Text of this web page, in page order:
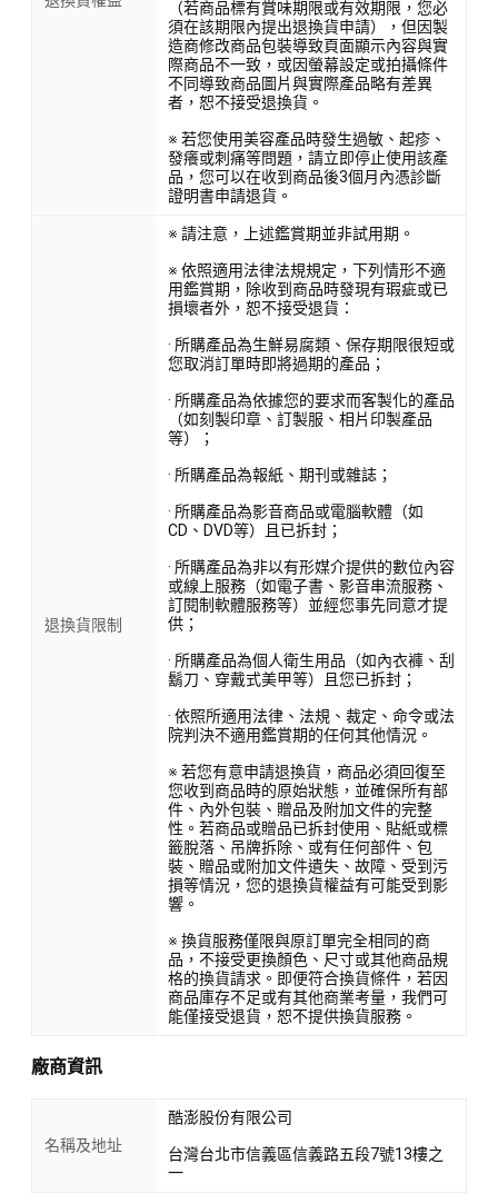
（若商品標有賞味期限或有效期限，您必
須在該期限內提出退換貨申請），但因製
造商修改商品包裝導致頁面顯示內容與實
際商品不一致，或因螢幕設定或拍攝條件
不同導致商品圖片與實際產品略有差異
者，恕不接受退換貨。
※ 若您使用美容產品時發生過敏、起疹、
發癢或刺痛等問題，請立即停止使用該產
品，您可以在收到商品後3個月內憑診斷
證明書申請退貨。
退換貨限制
※ 請注意，上述鑑賞期並非試用期。
※ 依照適用法律法規規定，下列情形不適
用鑑賞期，除收到商品時發現有瑕疵或已
損壞者外，恕不接受退貨：
· 所購產品為生鮮易腐類、保存期限很短或
您取消訂單時即將過期的產品；
· 所購產品為依據您的要求而客製化的產品
（如刻製印章、訂製服、相片印製產品
等）；
· 所購產品為報紙、期刊或雜誌；
· 所購產品為影音商品或電腦軟體（如
CD、DVD等）且已拆封；
· 所購產品為非以有形媒介提供的數位內容
或線上服務（如電子書、影音串流服務、
訂閱制軟體服務等）並經您事先同意才提
供；
· 所購產品為個人衛生用品（如內衣褲、刮
鬍刀、穿戴式美甲等）且您已拆封；
· 依照所適用法律、法規、裁定、命令或法
院判決不適用鑑賞期的任何其他情況。
※ 若您有意申請退換貨，商品必須回復至
您收到商品時的原始狀態，並確保所有部
件、內外包裝、贈品及附加文件的完整
性。若商品或贈品已拆封使用、貼紙或標
籤脫落、吊牌拆除、或有任何部件、包
裝、贈品或附加文件遺失、故障、受到污
損等情況，您的退換貨權益有可能受到影
響。
※ 換貨服務僅限與原訂單完全相同的商
品，不接受更換顏色、尺寸或其他商品規
格的換貨請求。即便符合換貨條件，若因
商品庫存不足或有其他商業考量，我們可
能僅接受退貨，恕不提供換貨服務。
廠商資訊
名稱及地址
酷澎股份有限公司
台灣台北市信義區信義路五段7號13樓之
一